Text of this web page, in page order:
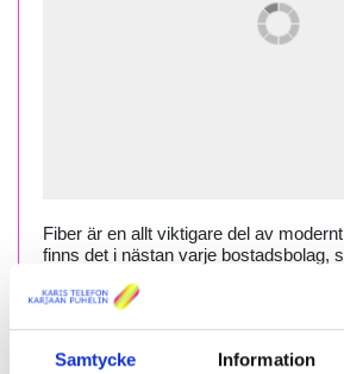
Samtycke Information
Fiber är en allt viktigare del av
finns det i nästan varje bostadsbolag,
utmanande process. De invånare
själva påverka upphandlingen genom
LÄS MER